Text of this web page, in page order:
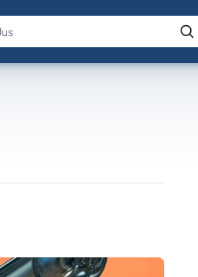
Fale com a IA Buscar no Jus